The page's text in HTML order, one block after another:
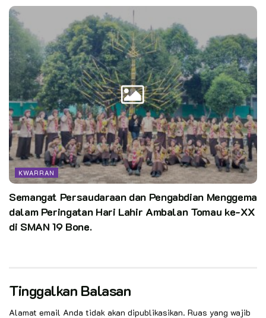
KWARRAN
Semangat Persaudaraan dan Pengabdian Menggema
dalam Peringatan Hari Lahir Ambalan Tomau ke-XX
di SMAN 19 Bone.
Tinggalkan Balasan
Alamat email Anda tidak akan dipublikasikan. Ruas yang wajib